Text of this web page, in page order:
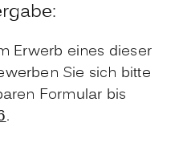
Erwerb eines dieser
Sie sich bitte
Formular bis
.